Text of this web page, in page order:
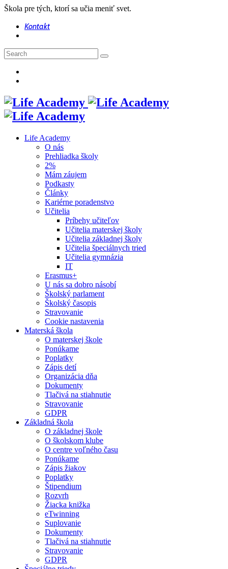
Škola pre tých, ktorí sa učia meniť svet.
Kontakt
Life Academy
O nás
Prehliadka školy
2%
Mám záujem
Podkasty
Články
Kariérne poradenstvo
Učitelia
Príbehy učiteľov
Učitelia materskej školy
Učitelia základnej školy
Učitelia špeciálnych tried
Učitelia gymnázia
IT
Erasmus+
U nás sa dobro násobí
Školský parlament
Školský časopis
Stravovanie
Cookie nastavenia
Materská škola
O materskej škole
Ponúkame
Poplatky
Zápis detí
Organizácia dňa
Dokumenty
Tlačivá na stiahnutie
Stravovanie
GDPR
Základná škola
O základnej škole
O školskom klube
O centre voľného času
Ponúkame
Zápis žiakov
Poplatky
Štipendium
Rozvrh
Žiacka knižka
eTwinning
Suplovanie
Dokumenty
Tlačivá na stiahnutie
Stravovanie
GDPR